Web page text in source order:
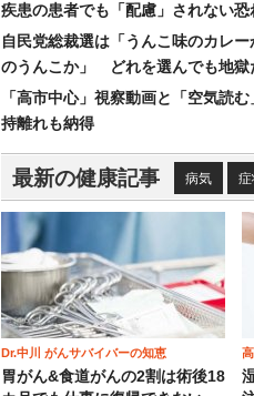
疾患の患者でも「配慮」されない恐
自民党総裁選は「うんこ味のカレ
のうんこか」 どれを選んでも地獄
「高市中心」視察動画と「空気読
持離れも納得
最新の健康記事 病気
Dr.中川 がんサバイバーの知恵
胃がん&食道がんの2割は術後18